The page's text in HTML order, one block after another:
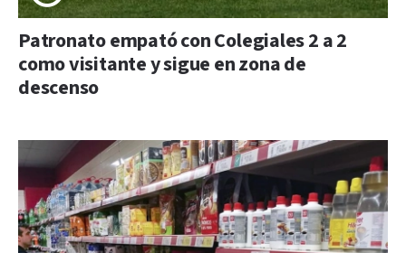
Patronato empató con Colegiales 2 a 2
como visitante y sigue en zona de
descenso